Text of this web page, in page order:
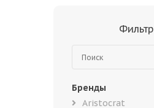
Фильтр
Бренды
Aristocrat